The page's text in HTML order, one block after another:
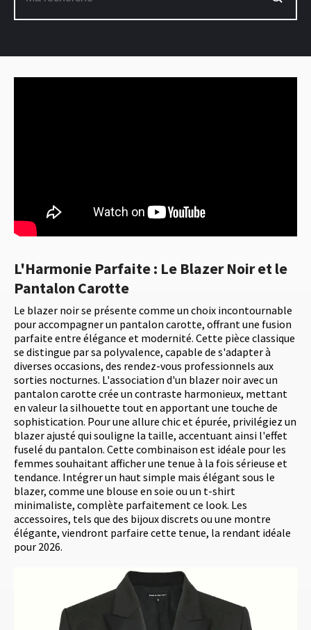
L'Harmonie Parfaite : Le Blazer Noir et le
Pantalon Carotte
Le blazer noir se présente comme un choix incontournable
pour accompagner un pantalon carotte, offrant une fusion
parfaite entre élégance et modernité. Cette pièce classique
se distingue par sa polyvalence, capable de s'adapter à
diverses occasions, des rendez-vous professionnels aux
sorties nocturnes. L'association d'un blazer noir avec un
pantalon carotte crée un contraste harmonieux, mettant
en valeur la silhouette tout en apportant une touche de
sophistication. Pour une allure chic et épurée, privilégiez un
blazer ajusté qui souligne la taille, accentuant ainsi l'effet
fuselé du pantalon. Cette combinaison est idéale pour les
femmes souhaitant afficher une tenue à la fois sérieuse et
tendance. Intégrer un haut simple mais élégant sous le
blazer, comme une blouse en soie ou un t-shirt
minimaliste, complète parfaitement ce look. Les
accessoires, tels que des bijoux discrets ou une montre
élégante, viendront parfaire cette tenue, la rendant idéale
pour 2026.